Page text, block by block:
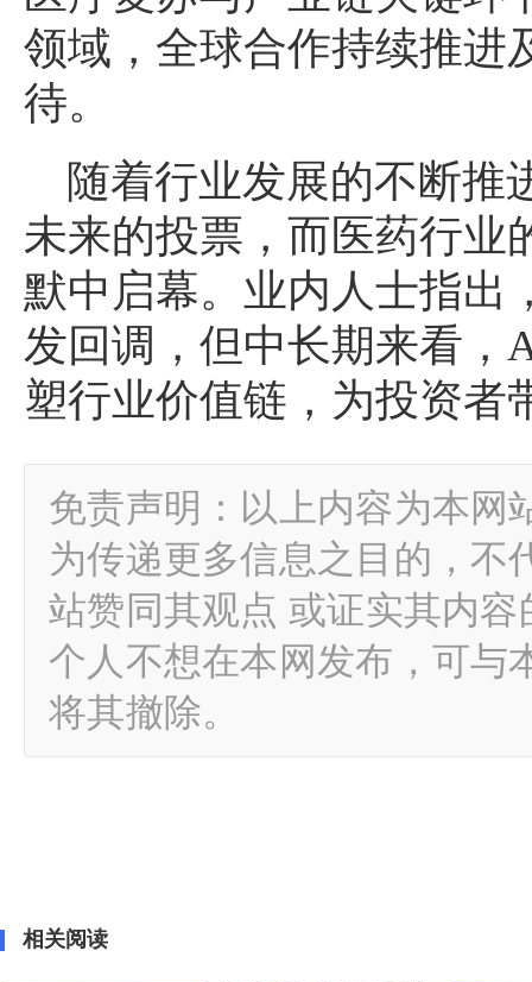
领域，全球合作持续推进
待。
随着行业发展的不断推
未来的投票，而医药行业
默中启幕。业内人士指出
发回调，但中长期来看，
塑行业价值链，为投资者
免责声明：以上内容为本网
为传递更多信息之目的，不
站赞同其观点 或证实其内
个人不想在本网发布，可与
将其撤除。
相关阅读